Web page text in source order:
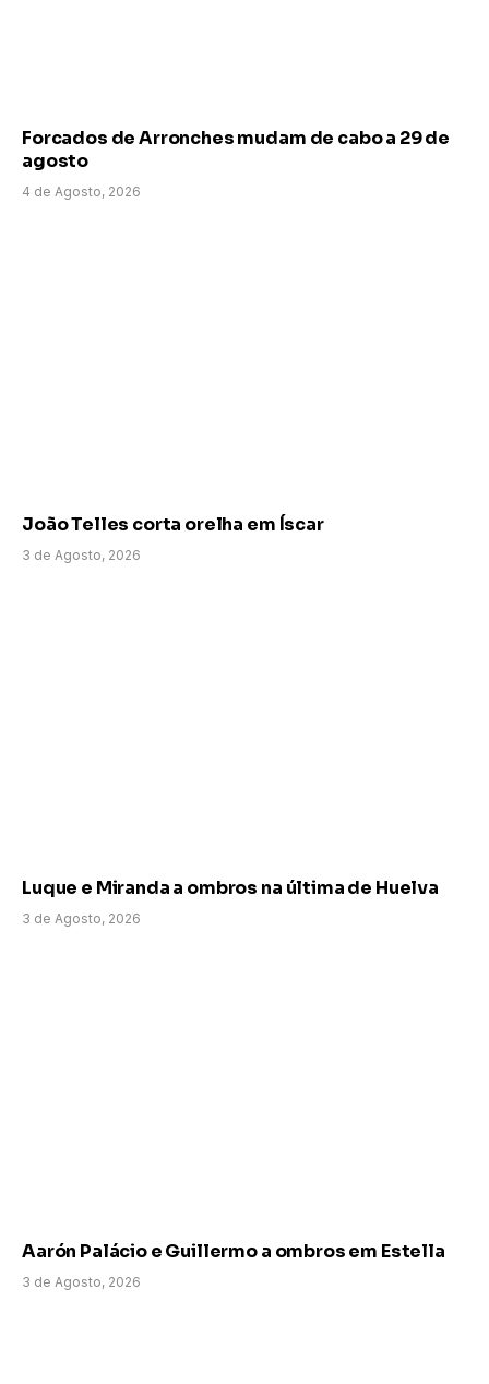
Forcados de Arronches mudam de cabo a 29 de
agosto
4 de Agosto, 2026
João Telles corta orelha em Íscar
3 de Agosto, 2026
Luque e Miranda a ombros na última de Huelva
3 de Agosto, 2026
Aarón Palácio e Guillermo a ombros em Estella
3 de Agosto, 2026